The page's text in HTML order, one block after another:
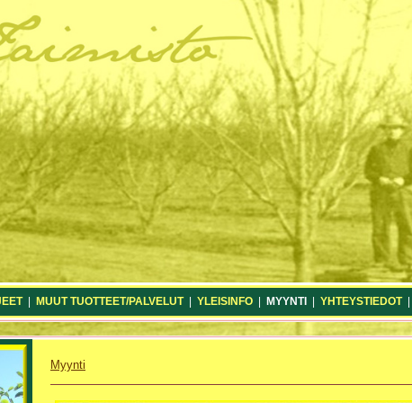
| MUUT TUOTTEET/PALVELUT| YLEISINFO MYYNTI YHTEYSTIEDOT
Myynti